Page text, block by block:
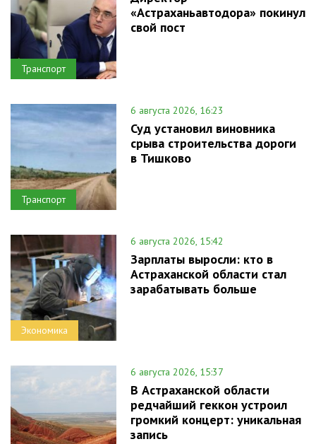
Транспорт
«Астраханьавтодора» покинул
свой пост
Транспорт
6 августа 2026, 16:23
Суд установил виновника
срыва строительства дороги
в Тишково
Экономика
6 августа 2026, 15:42
Зарплаты выросли: кто в
Астраханской области стал
зарабатывать больше
6 августа 2026, 15:37
В Астраханской области
редчайший геккон устроил
громкий концерт: уникальная
запись